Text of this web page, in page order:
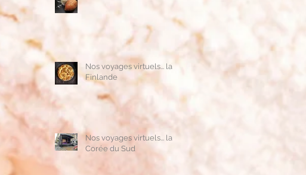
Nos voyages virtuels... la
Finlande
Nos voyages virtuels... la
Corée du Sud